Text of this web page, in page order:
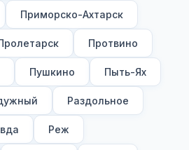
Приморско-Ахтарск
Протвино
Пушкино Пыть-Ях
Раздольное
Реж